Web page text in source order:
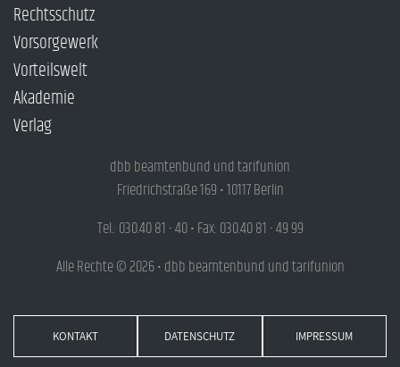
Rechtsschutz
Vorsorgewerk
Vorteilswelt
Akademie
Verlag
dbb beamtenbund und tarifunion
Friedrichstraße 169 • 10117 Berlin
Tel.: 030.40 81 - 40 • Fax: 030.40 81 - 49 99
Alle Rechte © 2026 • dbb beamtenbund und tarifunion
KONTAKT DATENSCHUTZ IMPRESSUM